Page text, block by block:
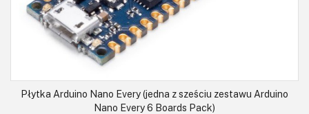
Płytka Arduino Nano Every (jedna z sześciu zestawu Arduino
Nano Every 6 Boards Pack)